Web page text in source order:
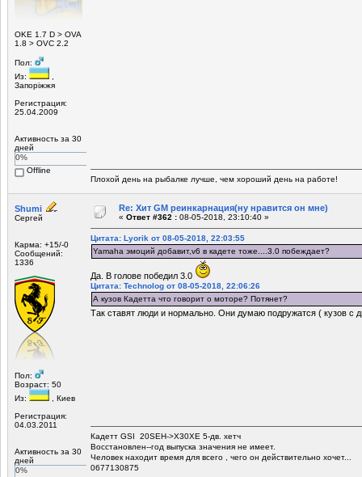
ОKE 1.7 D > OVA
1.8 > OVC 2.2
Пол:
Из:
Запоріжжя
Регистрация:
25.04.2009
Активность за 30
дней
0%
Offline
Плохой день на рыбалке лучше, чем хороший день на работе!
Shumi
Сергей
Карма: +15/-0
Сообщений:
1336
Пол:
Возраст: 50
Из:
, Киев
Регистрация:
04.03.2011
Активность за 30
дней
0%
Re: Хит GM реинкарнация(ну нравится он мне)
« Ответ #362 : 08-05-2018, 23:10:40 »
Цитата: Lyorik от 08-05-2018, 22:03:55
Yamaha эмоций добавит,v6 в кадете тоже....3.0 побеждает?
Да. В голове победил 3.0
Цитата: Technolog от 08-05-2018, 22:06:26
А кузов Кадетта что говорит о моторе? Потянет?
Так ставят люди и нормально. Они думаю подружатся ( кузов с
Кадетт GSI 20SEH->X30XE 5-дв. хетч
Восстановлен--год выпуска значения не имеет.
Человек находит время для всего , чего он действительно хочет...
0677130875